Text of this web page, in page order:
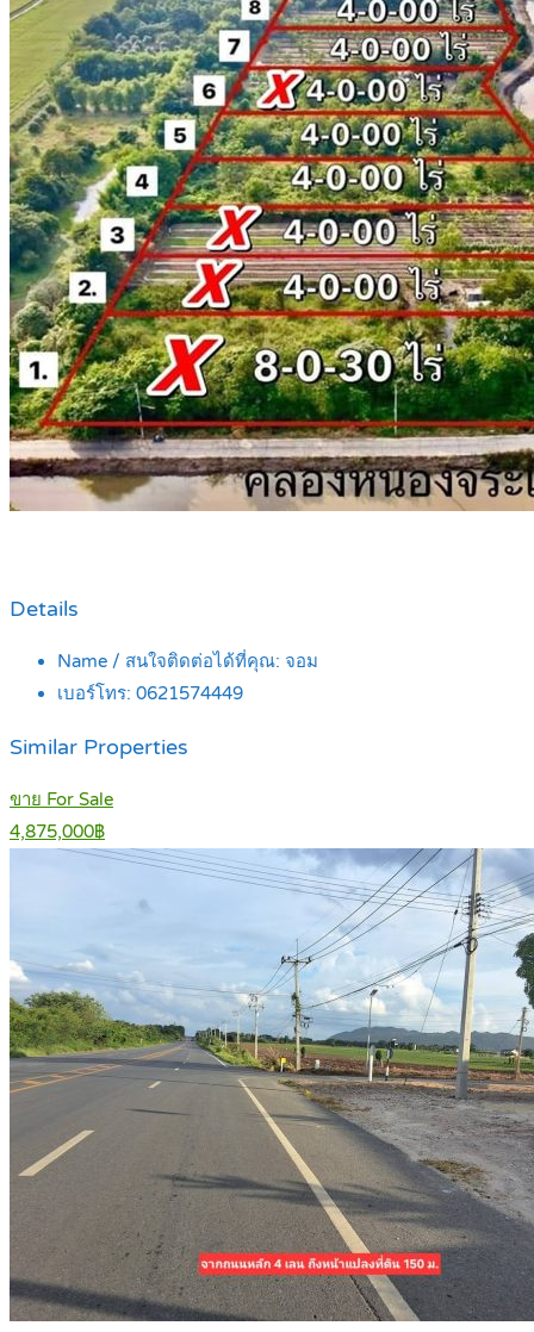
Details
Name / สนใจติดต่อได้ที่คุณ: จอม
เบอร์โทร: 0621574449
Similar Properties
ขาย For Sale
4,875,000฿